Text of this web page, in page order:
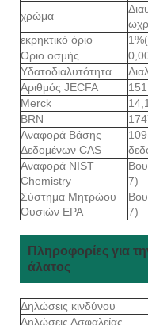
χρώμα
εκρηκτικό όριο
Όριο οσμής
Υδατοδιαλυτότητα
Αριθμός JECFA
151
Merck
BRN
Αναφορά Βάσης
Δεδομένων CAS
Αναφορά NIST
Chemistry
7)
Σύστημα Μητρώου
Ουσιών EPA
7)
Πληροφορίες για
άλατος
Δηλώσεις κινδύνου
Δηλώσεις Ασφαλείας